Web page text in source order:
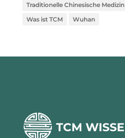
Traditionelle Chinesische Medizin
Was ist TCM
Wuhan